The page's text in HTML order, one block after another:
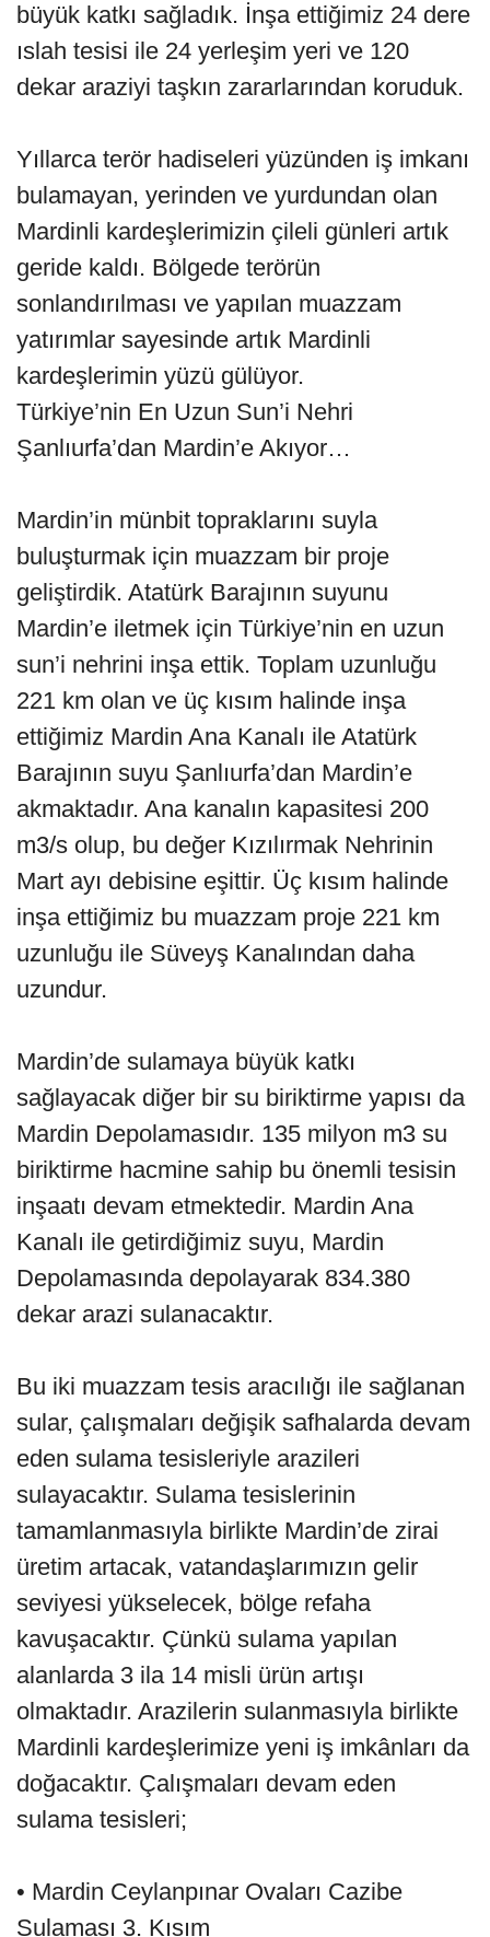
büyük katkı sağladık. İnşa ettiğimiz 24 dere
ıslah tesisi ile 24 yerleşim yeri ve 120
dekar araziyi taşkın zararlarından koruduk.
Yıllarca terör hadiseleri yüzünden iş imkanı
bulamayan, yerinden ve yurdundan olan
Mardinli kardeşlerimizin çileli günleri artık
geride kaldı. Bölgede terörün
sonlandırılması ve yapılan muazzam
yatırımlar sayesinde artık Mardinli
kardeşlerimin yüzü gülüyor.
Türkiye’nin En Uzun Sun’i Nehri
Şanlıurfa’dan Mardin’e Akıyor…
Mardin’in münbit topraklarını suyla
buluşturmak için muazzam bir proje
geliştirdik. Atatürk Barajının suyunu
Mardin’e iletmek için Türkiye’nin en uzun
sun’i nehrini inşa ettik. Toplam uzunluğu
221 km olan ve üç kısım halinde inşa
ettiğimiz Mardin Ana Kanalı ile Atatürk
Barajının suyu Şanlıurfa’dan Mardin’e
akmaktadır. Ana kanalın kapasitesi 200
m3/s olup, bu değer Kızılırmak Nehrinin
Mart ayı debisine eşittir. Üç kısım halinde
inşa ettiğimiz bu muazzam proje 221 km
uzunluğu ile Süveyş Kanalından daha
uzundur.
Mardin’de sulamaya büyük katkı
sağlayacak diğer bir su biriktirme yapısı da
Mardin Depolamasıdır. 135 milyon m3 su
biriktirme hacmine sahip bu önemli tesisin
inşaatı devam etmektedir. Mardin Ana
Kanalı ile getirdiğimiz suyu, Mardin
Depolamasında depolayarak 834.380
dekar arazi sulanacaktır.
Bu iki muazzam tesis aracılığı ile sağlanan
sular, çalışmaları değişik safhalarda devam
eden sulama tesisleriyle arazileri
sulayacaktır. Sulama tesislerinin
tamamlanmasıyla birlikte Mardin’de zirai
üretim artacak, vatandaşlarımızın gelir
seviyesi yükselecek, bölge refaha
kavuşacaktır. Çünkü sulama yapılan
alanlarda 3 ila 14 misli ürün artışı
olmaktadır. Arazilerin sulanmasıyla birlikte
Mardinli kardeşlerimize yeni iş imkânları da
doğacaktır. Çalışmaları devam eden
sulama tesisleri;
• Mardin Ceylanpınar Ovaları Cazibe
Sulaması 3. Kısım